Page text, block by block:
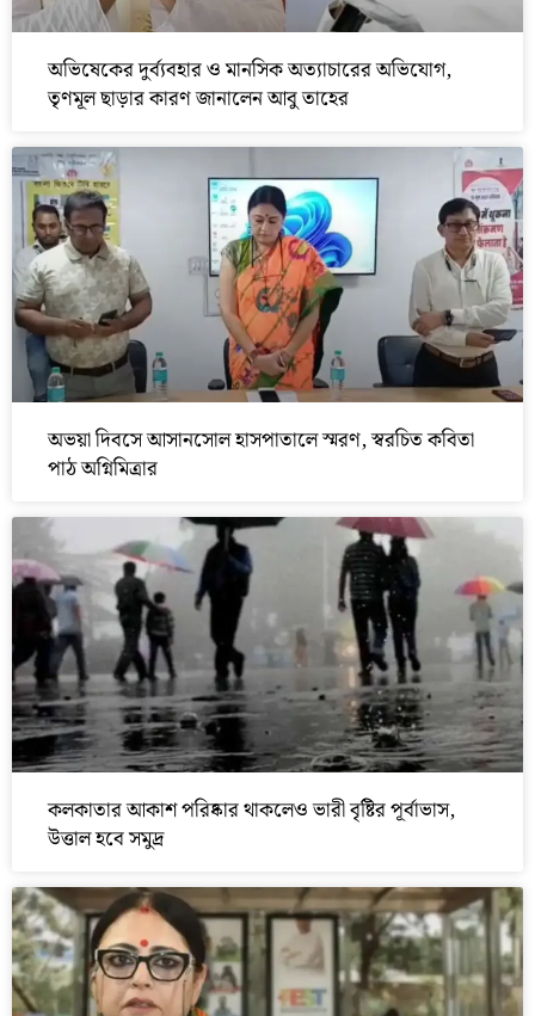
অভিষেকের দুর্ব্যবহার ও মানসিক অত্যাচারের অভিযোগ,
তৃণমূল ছাড়ার কারণ জানালেন আবু তাহের
অভয়া দিবসে আসানসোল হাসপাতালে স্মরণ, স্বরচিত কবিতা
পাঠ অগ্নিমিত্রার
কলকাতার আকাশ পরিষ্কার থাকলেও ভারী বৃষ্টির পূর্বাভাস,
উত্তাল হবে সমুদ্র